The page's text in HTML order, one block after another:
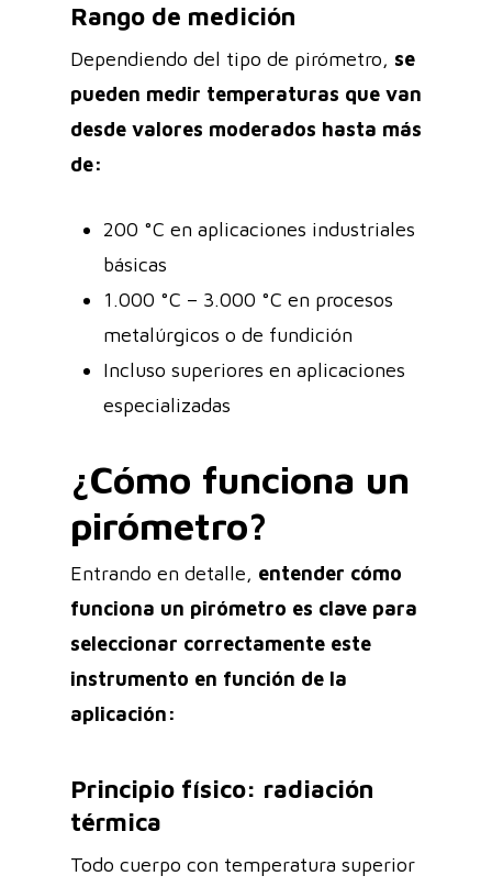
Rango de medición
Dependiendo del tipo de pirómetro, se
pueden medir temperaturas que van
desde valores moderados hasta más
de:
200 °C en aplicaciones industriales
básicas
1.000 °C – 3.000 °C en procesos
metalúrgicos o de fundición
Incluso superiores en aplicaciones
especializadas
¿Cómo funciona un
pirómetro?
Entrando en detalle, entender cómo
funciona un pirómetro es clave para
seleccionar correctamente este
instrumento en función de la
aplicación:
Principio físico: radiación
térmica
Todo cuerpo con temperatura superior